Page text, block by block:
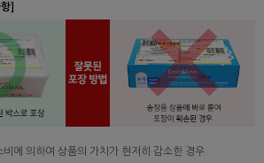
]
에 의하여 상품의 가치가 현저히 감소한 경우